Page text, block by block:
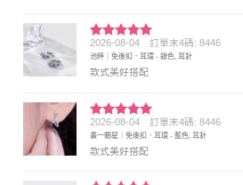
評分5 滿
分 5
2026-08-04 訂單末4碼: 8446
池畔｜免後扣．耳環 - 銀色, 耳針
款式美好搭配
評分5滿
分 5
2026-08-04 訂單末4碼: 8446
畫一顆星｜免後扣．耳環 - 藍色, 耳針
款式美好搭配